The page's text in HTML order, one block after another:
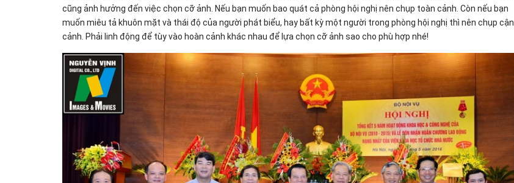
cũng ảnh hưởng đến việc chọn cỡ ảnh. Nếu bạn muốn bao quát cả phòng hội nghị nên chụp toàn cảnh. Còn nếu bạn
muốn miêu tả khuôn mặt và thái độ của người phát biểu, hay bất kỳ một người trong phòng hội nghị thì nên chụp cận
cảnh. Phải linh động để tùy vào hoàn cảnh khác nhau để lựa chọn cỡ ảnh sao cho phù hợp nhé!